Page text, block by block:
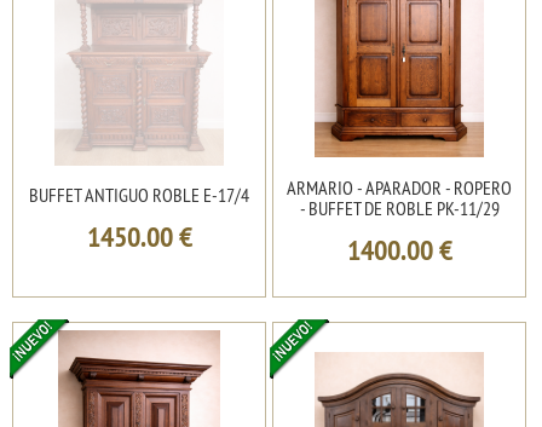
BUFFET ANTIGUO ROBLE E-17/4
1450.00€
ARMARIO - APARADOR - ROPERO
- BUFFET DE ROBLE PK-11/29
1400.00€